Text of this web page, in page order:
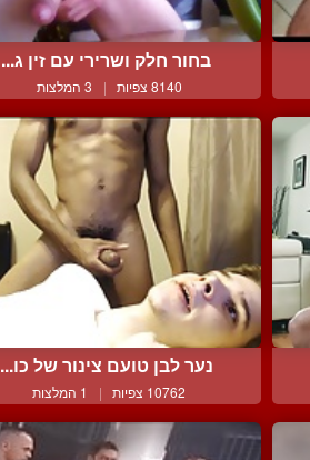
בחור חלק ושרירי עם זין ג...
8140 צפיות | 3 המלצות
נער לבן טועם צינור של כו...
10762 צפיות | 1 המלצות